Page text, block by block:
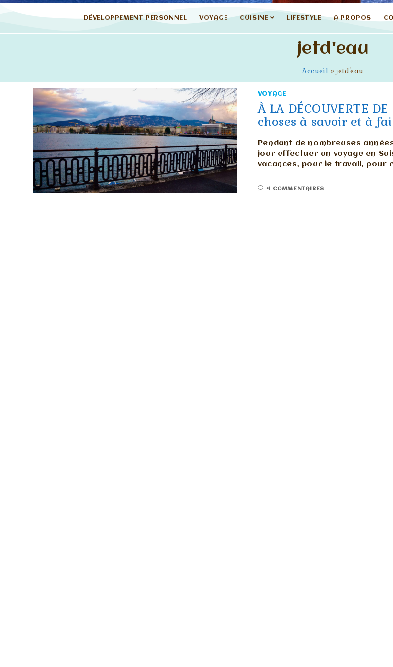
DÉVELOPPEMENT PERSONNEL VOYAGE CUISINE LIFESTYLE A PROPOS
jetd'eau
Accueil » jetd'eau
VOYAGE
À LA DÉCOUVERTE DE
choses à savoir et à
Pendant de nombreuses
jour effectuer un voyage en
vacances, pour le travail, pour
4 COMMENTAIRES